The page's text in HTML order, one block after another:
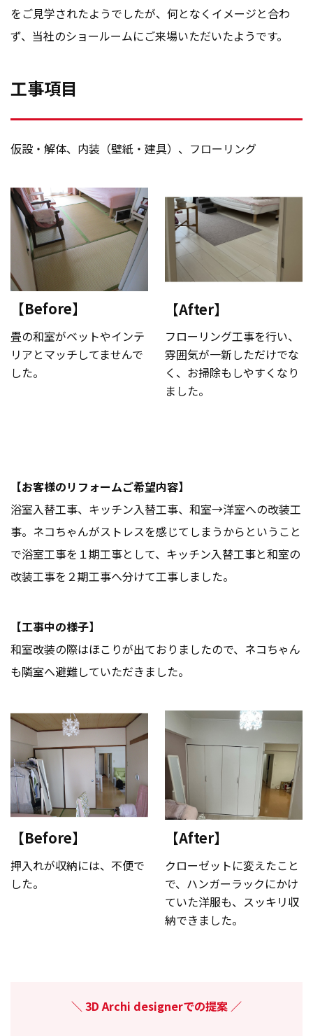
をご見学されたようでしたが、何となくイメージと合わ
ず、当社のショールームにご来場いただいたようです。
工事項目
仮設・解体、内装（壁紙・建具）、フローリング
【Before】
畳の和室がベットやインテ
リアとマッチしてませんで
した。
【After】
フローリング工事を行い、
雰囲気が一新しただけでな
く、お掃除もしやすくなり
ました。
【お客様のリフォームご希望内容】
浴室入替工事、キッチン入替工事、和室→洋室への改装工
事。ネコちゃんがストレスを感じてしまうからということ
で浴室工事を１期工事として、キッチン入替工事と和室の
改装工事を２期工事へ分けて工事しました。
【工事中の様子】
和室改装の際はほこりが出ておりましたので、ネコちゃん
も隣室へ避難していただきました。
【Before】
押入れが収納には、不便で
した。
【After】
クローゼットに変えたこと
で、ハンガーラックにかけ
ていた洋服も、スッキリ収
納できました。
3D Archi designerでの提案